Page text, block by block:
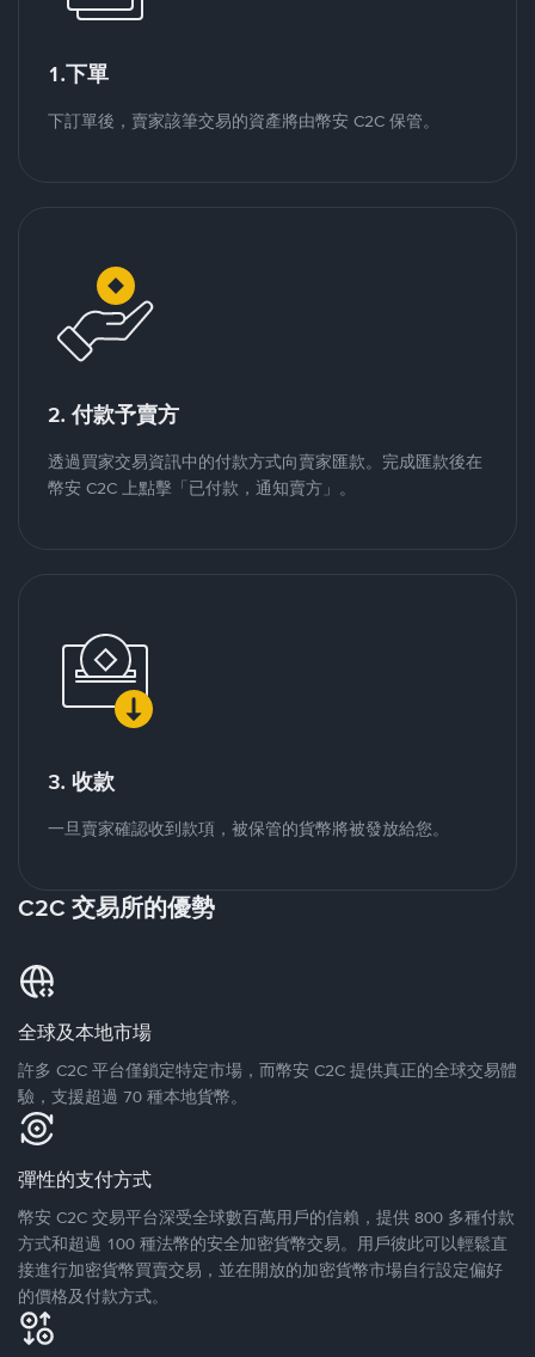
1.下單
下訂單後，賣家該筆交易的資產將由幣安 C2C 保管。
2. 付款予賣方
透過買家交易資訊中的付款方式向賣家匯款。完成匯款後在
幣安 C2C 上點擊「已付款，通知賣方」。
3. 收款
一旦賣家確認收到款項，被保管的貨幣將被發放給您。
C2C 交易所的優勢
全球及本地市場
許多 C2C 平台僅鎖定特定市場，而幣安 C2C 提供真正的全球交易體
驗，支援超過 70 種本地貨幣。
彈性的支付方式
幣安 C2C 交易平台深受全球數百萬用戶的信賴，提供 800 多種付款
方式和超過 100 種法幣的安全加密貨幣交易。用戶彼此可以輕鬆直
接進行加密貨幣買賣交易，並在開放的加密貨幣市場自行設定偏好
的價格及付款方式。